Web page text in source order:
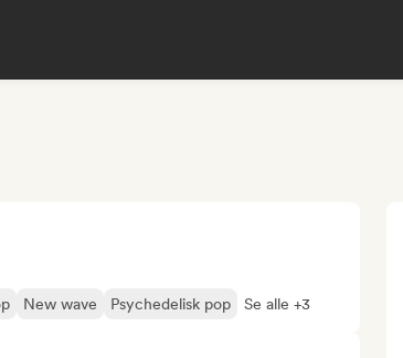
New wave Psychedelisk pop Se alle +3